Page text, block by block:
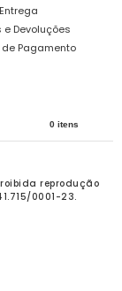
Entrega
e Devoluções
de Pagamento
0 itens
reprodução
0001-23.